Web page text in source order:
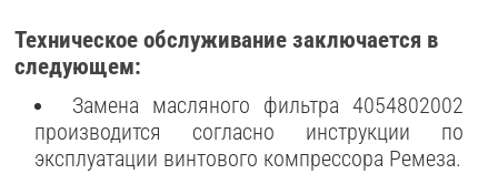
Техническое обслуживание заключается в
следующем:
Замена масляного фильтра 4054802002
производится согласно инструкции по
эксплуатации винтового компрессора Ремеза.